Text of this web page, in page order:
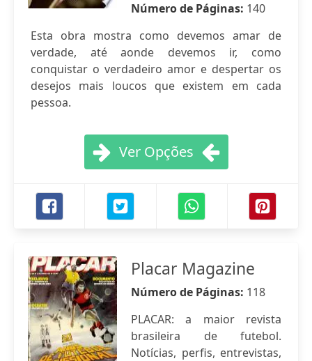
Número de Páginas: 140
Esta obra mostra como devemos amar de
verdade, até aonde devemos ir, como
conquistar o verdadeiro amor e despertar os
desejos mais loucos que existem em cada
pessoa.
Ver Opções
Placar Magazine
Número de Páginas: 118
PLACAR: a maior revista
brasileira de futebol.
Notícias, perfis, entrevistas,